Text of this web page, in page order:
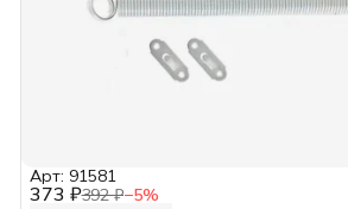
373 ₽392 ₽−5%
Арт: 91581